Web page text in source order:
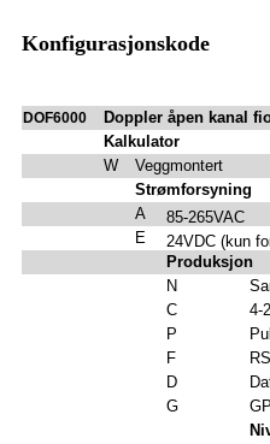
Konfigurasjonskode
DOF6000
Doppler åpen kanal
Kalkulator
W
Veggmontert
Strømforsyning
A
85-265VAC
E
24VDC (kun
Produksjon
N
C
4-
P
F
D
G